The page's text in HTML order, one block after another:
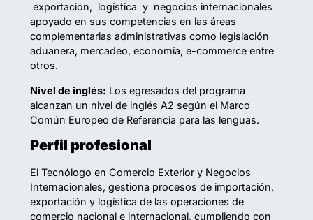
exportación, logística y negocios internacionales
apoyado en sus competencias en las áreas
complementarias administrativas como legislación
aduanera, mercadeo, economía, e-commerce entre
otros.
Nivel de inglés: Los egresados del programa
alcanzan un nivel de inglés A2 según el Marco
Común Europeo de Referencia para las lenguas.
Perfil profesional
El Tecnólogo en Comercio Exterior y Negocios
Internacionales, gestiona procesos de importación,
exportación y logística de las operaciones de
comercio nacional e internacional, cumpliendo con